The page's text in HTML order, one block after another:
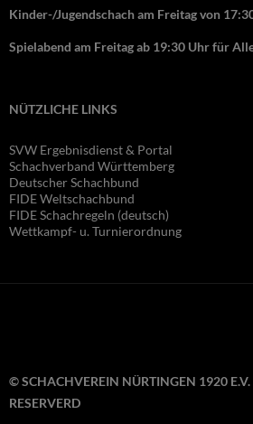
Kinder-/Jugendschach am Freitag von
Spielabend am Freitag ab 19:30 Uhr für
NÜTZLICHE LINKS
SVW Ergebnisdienst & Portal
Schachverband Württemberg
Deutscher Schachbund
FIDE Weltschachbund
FIDE Schachregeln (deutsch)
Wettkampf- u. Turnierordnung
© SCHACHVEREIN NÜRTINGEN 1920
RESERVERD